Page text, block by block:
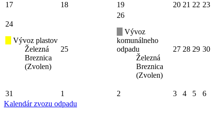
17 18 19 20 21 22 23
24
Vývoz plastov
Železná
Breznica
(Zvolen)
25
26
Vývoz
komunálneho
odpadu
Železná
Breznica
(Zvolen)
27 28 29 30
31 1 2 3 4 5
6
Kalendár zvozu odpadu